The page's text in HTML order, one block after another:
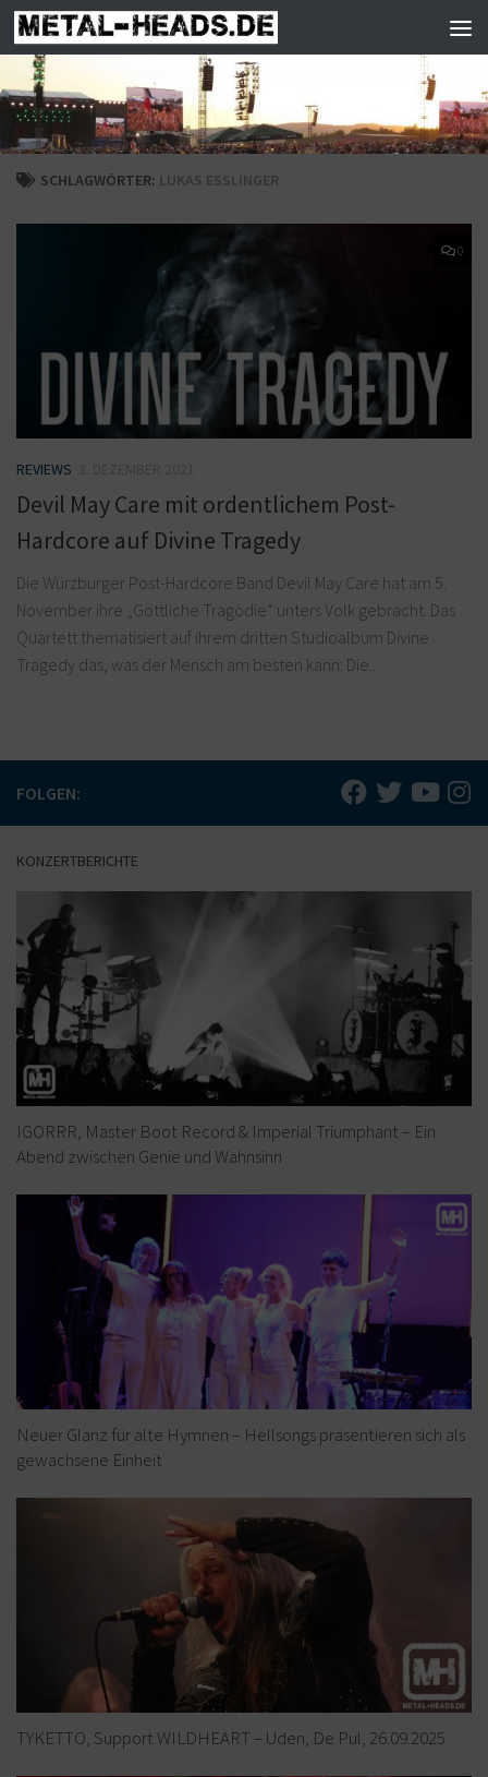
Zum Inhalt springen
SCHLAGWÖRTER: LUKAS ESSLINGER
0
REVIEWS
Devil May Care mit ordentlichem Post-
Hardcore auf Divine Tragedy
Die Würzburger Post-Hardcore Band Devil May Care hat am 5.
November ihre „Göttliche Tragödie“ unters Volk gebracht. Das
Quartett thematisiert auf ihrem dritten Studioalbum Divine
Tragedy das, was der Mensch am besten kann: Die...
FOLGEN:
KONZERTBERICHTE
IGORRR, Master Boot Record & Imperial Triumphant – Ein
Abend zwischen Genie und Wahnsinn
Neuer Glanz für alte Hymnen – Hellsongs präsentieren sich als
gewachsene Einheit
TYKETTO, Support WILDHEART – Uden, De Pul, 26.09.2025